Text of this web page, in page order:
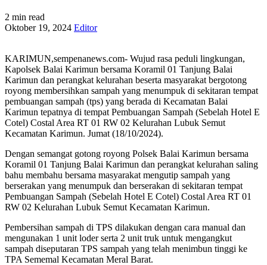
2 min read
Oktober 19, 2024 Editor
KARIMUN,sempenanews.com- Wujud rasa peduli lingkungan,
Kapolsek Balai Karimun bersama Koramil 01 Tanjung Balai
Karimun dan perangkat kelurahan beserta masyarakat bergotong
royong membersihkan sampah yang menumpuk di sekitaran tempat
pembuangan sampah (tps) yang berada di Kecamatan Balai
Karimun tepatnya di tempat Pembuangan Sampah (Sebelah Hotel E
Cotel) Costal Area RT 01 RW 02 Kelurahan Lubuk Semut
Kecamatan Karimun. Jumat (18/10/2024).
Dengan semangat gotong royong Polsek Balai Karimun bersama
Koramil 01 Tanjung Balai Karimun dan perangkat kelurahan saling
bahu membahu bersama masyarakat mengutip sampah yang
berserakan yang menumpuk dan berserakan di sekitaran tempat
Pembuangan Sampah (Sebelah Hotel E Cotel) Costal Area RT 01
RW 02 Kelurahan Lubuk Semut Kecamatan Karimun.
Pembersihan sampah di TPS dilakukan dengan cara manual dan
mengunakan 1 unit loder serta 2 unit truk untuk mengangkut
sampah diseputaran TPS sampah yang telah menimbun tinggi ke
TPA Sememal Kecamatan Meral Barat.